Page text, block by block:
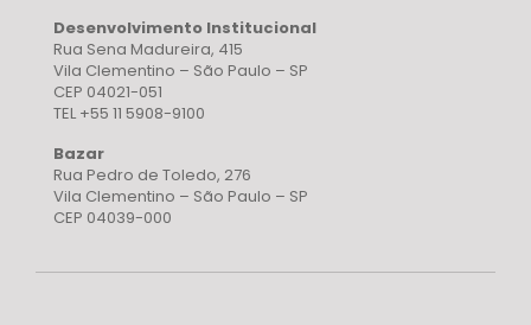
Desenvolvimento Institucional
Rua Sena Madureira, 415
Vila Clementino – São Paulo – SP
CEP 04021-051
TEL +55 11 5908-9100
Bazar
Rua Pedro de Toledo, 276
Vila Clementino – São Paulo – SP
CEP 04039-000